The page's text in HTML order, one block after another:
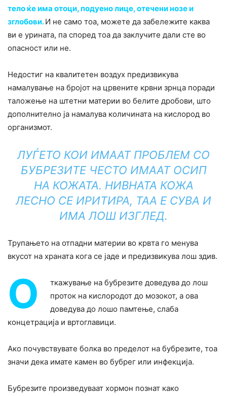
тело ќе има отоци, подуено лице, отечени нозе и
зглобови. И не само тоа, можете да забележите каква
ви е урината, па според тоа да заклучите дали сте во
опасност или не.
Недостиг на квалитетен воздух предизвикува
намалување на бројот на црвените крвни зрнца поради
таложење на штетни материи во белите дробови, што
дополнително ја намалува количината на кислород во
организмот.
ЛУЃЕТО КОИ ИМААТ ПРОБЛЕМ СО
БУБРЕЗИТЕ ЧЕСТО ИМААТ ОСИП
НА КОЖАТА. НИВНАТА КОЖА
ЛЕСНО СЕ ИРИТИРА, ТАА Е СУВА И
ИМА ЛОШ ИЗГЛЕД.
Трупањето на отпадни материи во крвта го менува
вкусот на храната кога се јаде и предизвикува лош здив.
О
ткажување на бубрезите доведува до лош
проток на кислородот до мозокот, а ова
доведува до лошо памтење, слаба
концетрација и вртоглавици.
Ако почувствувате болка во пределот на бубрезите, тоа
значи дека имате камен во бубрег или инфекција.
Бубрезите произведуваат хормон познат како